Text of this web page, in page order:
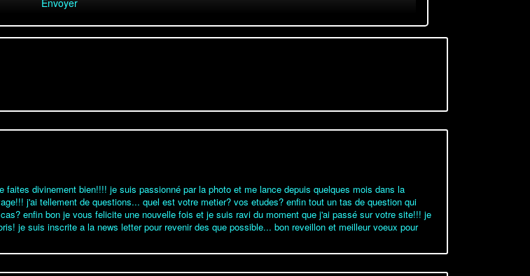
divinement bien!!!! je suis passionné par la photo et me lance depuis quelques mois dans la
j'ai tellement de questions... quel est votre metier? vos etudes? enfin tout un tas de question qui
enfin bon je vous felicite une nouvelle fois et je suis ravi du moment que j'ai passé sur votre site!!! je
je suis inscrite a la news letter pour revenir des que possible... bon reveillon et meilleur voeux pour